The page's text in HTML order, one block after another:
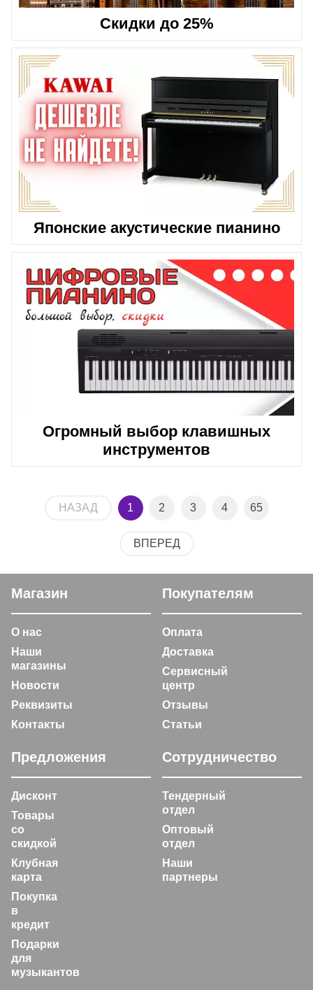
Скидки до 25%
Японские акустические пианино
Огромный выбор клавишных
инструментов
НАЗАД 1 2 3 4 65
ВПЕРЕД
Магазин
О нас
Наши
магазины
Новости
Реквизиты
Контакты
Покупателям
Оплата
Доставка
Сервисный
центр
Отзывы
Статьи
Предложения
Дисконт
Товары
со
скидкой
Клубная
карта
Покупка
в
кредит
Подарки
для
музыкантов
Сотрудничество
Тендерный
отдел
Оптовый
отдел
Наши
партнеры